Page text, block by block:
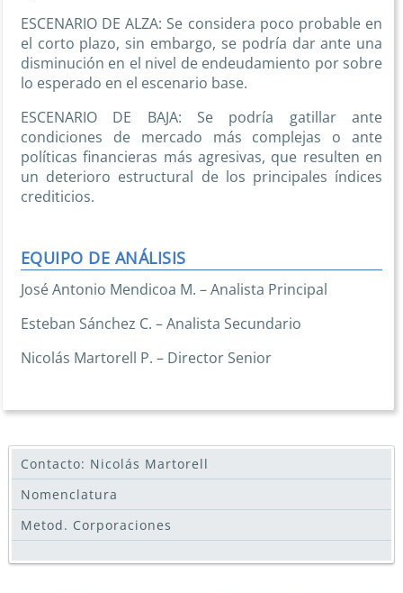
ESCENARIO DE ALZA: Se considera poco probable en
el corto plazo, sin embargo, se podría dar ante una
disminución en el nivel de endeudamiento por sobre
lo esperado en el escenario base.
ESCENARIO DE BAJA: Se podría gatillar ante
condiciones de mercado más complejas o ante
políticas financieras más agresivas, que resulten en
un deterioro estructural de los principales índices
crediticios.
EQUIPO DE ANÁLISIS
José Antonio Mendicoa M. – Analista Principal
Esteban Sánchez C. – Analista Secundario
Nicolás Martorell P. – Director Senior
Contacto: Nicolás Martorell
Nomenclatura
Metod. Corporaciones